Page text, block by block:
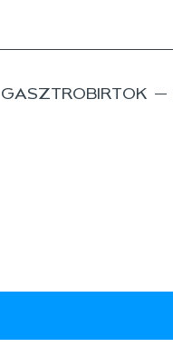
GASZTROBIRTOK